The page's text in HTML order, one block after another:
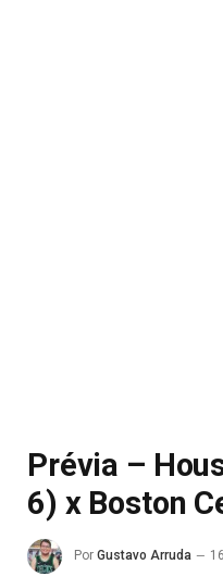
Prévia –
6) x Boston
Por Gustavo Arruda